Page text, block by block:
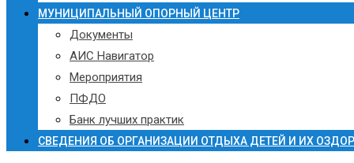
МУНИЦИПАЛЬНЫЙ ОПОРНЫЙ ЦЕНТР
Документы
АИС Навигатор
Мероприятия
ПФДО
Банк лучших практик
СВЕДЕНИЯ ОБ ОРГАНИЗАЦИИ ОТДЫХА ДЕТЕЙ И ИХ